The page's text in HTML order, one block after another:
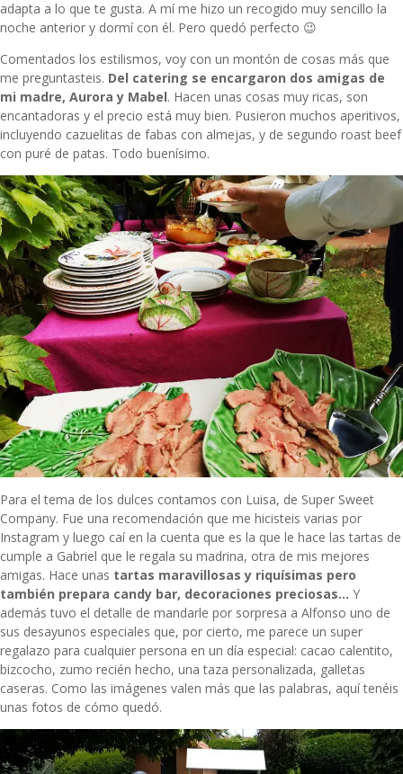
adapta a lo que te gusta. A mí me hizo un recogido muy sencillo la
noche anterior y dormí con él. Pero quedó perfecto 😉
Comentados los estilismos, voy con un montón de cosas más que
me preguntasteis. Del catering se encargaron dos amigas de
mi madre, Aurora y Mabel. Hacen unas cosas muy ricas, son
encantadoras y el precio está muy bien. Pusieron muchos aperitivos,
incluyendo cazuelitas de fabas con almejas, y de segundo roast beef
con puré de patas. Todo buenísimo.
Para el tema de los dulces contamos con Luisa, de Super Sweet
Company. Fue una recomendación que me hicisteis varias por
Instagram y luego caí en la cuenta que es la que le hace las tartas de
cumple a Gabriel que le regala su madrina, otra de mis mejores
amigas. Hace unas tartas maravillosas y riquísimas pero
también prepara candy bar, decoraciones preciosas… Y
además tuvo el detalle de mandarle por sorpresa a Alfonso uno de
sus desayunos especiales que, por cierto, me parece un super
regalazo para cualquier persona en un día especial: cacao calentito,
bizcocho, zumo recién hecho, una taza personalizada, galletas
caseras. Como las imágenes valen más que las palabras, aquí tenéis
unas fotos de cómo quedó.